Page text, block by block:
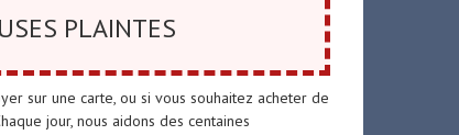
PLAINTES
sur une carte, ou si vous souhaitez acheter de
jour, nous aidons des centaines